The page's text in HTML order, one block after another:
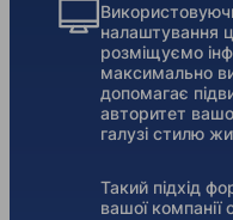
налаштування
розміщуємо
максимально
допомагає
авторитет
галузі стилю
Такий підхід
вашої компанії